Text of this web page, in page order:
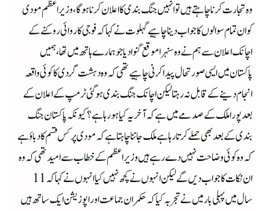
وہ تجارت کرنا چاہتے ہیں تو انہیں جنگ بندی کا اعلان کرنا ہوگا،وزیراعظم مودی
کو ان تمام سوالوں کا جواب دینا چاہیے گہلوت نے کہا کہ فوجی کاروائی روکنے کے
اچانک اعلان سے ہم نے وہ سنہرا موقع گنوا دیا جو ہمارے ہاتھ میں تھا، ہمیں
پاکستان میں ایسی صورتحال پیدا کرنی چاہیے تھی کہ وہ دہشت گردی کا کوئی واقعہ
انجام دینے کے قابل نہ رہتا لیکن اچانک جنگ بندی ہو گئی ٹرمپ کے اعلان کے
بعد پورا ملک کے صدمے میں ہے کہ آخر یہ کیا ہو رہا ہے؟ کیونکہ پاکستان جنگ
بندی کے بعد بھی حملے کرتا رہا ہے ملک جاننا چاہتا ہے کہ مودی پر کس قسم کا دباؤ ہے
کہ وہ کوئی وضاحت نہیں دے رہے ہیں وزیراعظم کے خطاب سے امید تھی کہ وہ
ان نکات کا جواب دیں گے لیکن انہوں نے کچھ نہیں کیا انہوں نے کہا کہ 11
سال میں پہلی بار میں نے تجربہ کیا کہ حکمران جماعت اور اپوزیشن ایک ساتھ ہیں